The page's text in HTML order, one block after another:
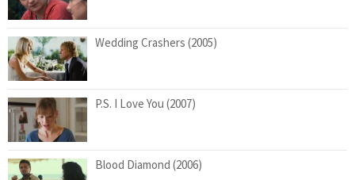
Wedding Crashers (2005)
P.S. I Love You (2007)
Blood Diamond (2006)